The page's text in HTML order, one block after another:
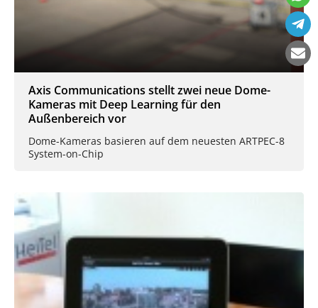
Axis Communications stellt zwei neue Dome-
Kameras mit Deep Learning für den
Außenbereich vor
Dome-Kameras basieren auf dem neuesten ARTPEC-8
System-on-Chip